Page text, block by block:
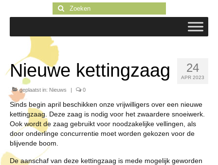
Zoeken
naar:
24
APR 2023
Nieuwe kettingzaag
geplaatst in: Nieuws | 0
Sinds begin april beschikken onze vrijwilligers over een nieuwe
kettingzaag. Deze zaag is nodig voor het zwaardere snoeiwerk.
Ook wordt de zaag gebruikt voor noodzakelijke vellingen, als
door onderlinge concurrentie moet worden gekozen voor de
blijvende boom.
De aanschaf van deze kettingzaag is mede mogelijk geworden